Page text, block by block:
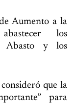
Aumento a la
los
Abasto y los
que la
para